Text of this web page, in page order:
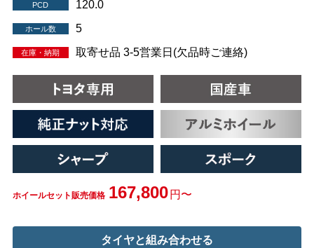
PCD 120.0
ホール数 5
在庫・納期 取寄せ品 3-5営業日(欠品時ご連絡)
ホイールセット販売価格 167,800 円〜
タイヤと組み合わせる